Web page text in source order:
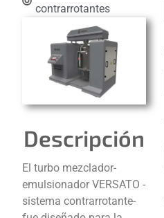
contrarrotantes
Descripción
El turbo mezclador-
emulsionador VERSATO -
sistema contrarrotante-